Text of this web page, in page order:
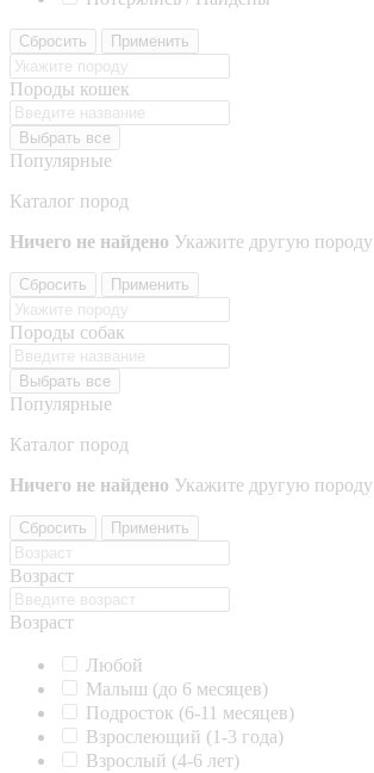
Сбросить Применить
Породы кошек
Выбрать все
Популярные
Каталог пород
Ничего не найдено Укажите другую породу
Сбросить Применить
Породы собак
Выбрать все
Популярные
Каталог пород
Ничего не найдено Укажите другую породу
Сбросить Применить
Возраст
Возраст
Любой
Малыш (до 6 месяцев)
Подросток (6-11 месяцев)
Взрослеющий (1-3 года)
Взрослый (4-6 лет)